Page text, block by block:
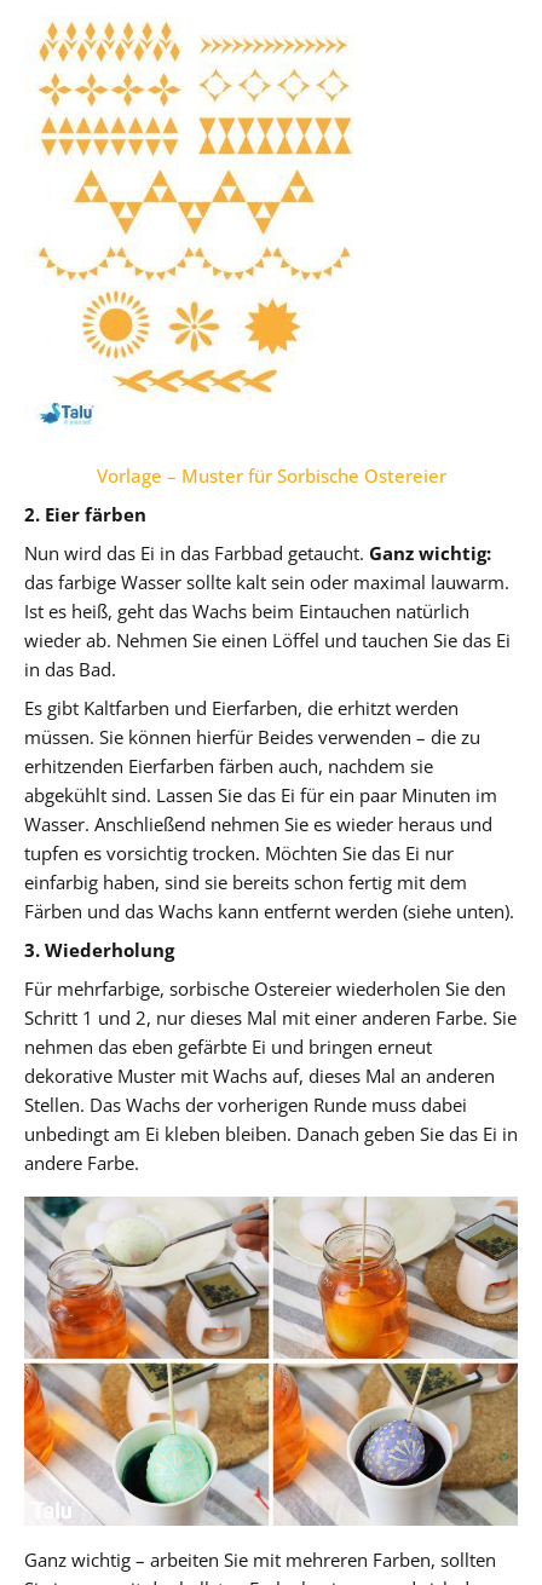
Vorlage – Muster für Sorbische Ostereier
2. Eier färben
Nun wird das Ei in das Farbbad getaucht. Ganz wichtig:
das farbige Wasser sollte kalt sein oder maximal lauwarm.
Ist es heiß, geht das Wachs beim Eintauchen natürlich
wieder ab. Nehmen Sie einen Löffel und tauchen Sie das Ei
in das Bad.
Es gibt Kaltfarben und Eierfarben, die erhitzt werden
müssen. Sie können hierfür Beides verwenden – die zu
erhitzenden Eierfarben färben auch, nachdem sie
abgekühlt sind. Lassen Sie das Ei für ein paar Minuten im
Wasser. Anschließend nehmen Sie es wieder heraus und
tupfen es vorsichtig trocken. Möchten Sie das Ei nur
einfarbig haben, sind sie bereits schon fertig mit dem
Färben und das Wachs kann entfernt werden (siehe unten).
3. Wiederholung
Für mehrfarbige, sorbische Ostereier wiederholen Sie den
Schritt 1 und 2, nur dieses Mal mit einer anderen Farbe. Sie
nehmen das eben gefärbte Ei und bringen erneut
dekorative Muster mit Wachs auf, dieses Mal an anderen
Stellen. Das Wachs der vorherigen Runde muss dabei
unbedingt am Ei kleben bleiben. Danach geben Sie das Ei in
andere Farbe.
Ganz wichtig – arbeiten Sie mit mehreren Farben, sollten